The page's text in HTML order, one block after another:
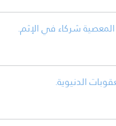
شركاء في الإثم.
الدنيوية.